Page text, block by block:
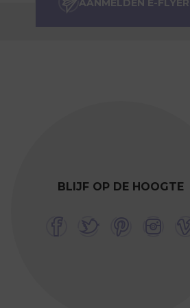
BLIJF OP DE HOOGTE